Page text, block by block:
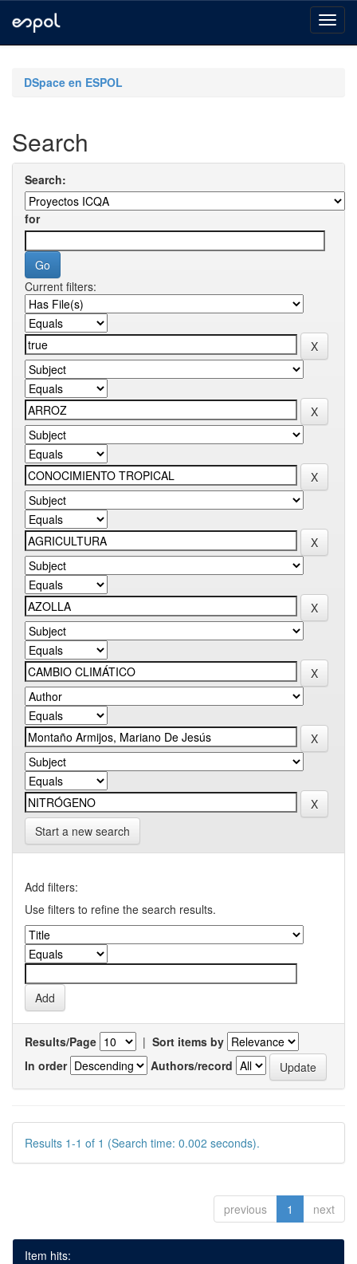
navigationDSpace en ESPOL
Search
Search:
for
Current filters:
Start a new search
Add filters:
Use filters to refine the search results.
Results/Page | Sort items by
In order
Authors/record
Results 1-1 of 1 (Search time: 0.002 seconds).
previous 1 next
Item hits: